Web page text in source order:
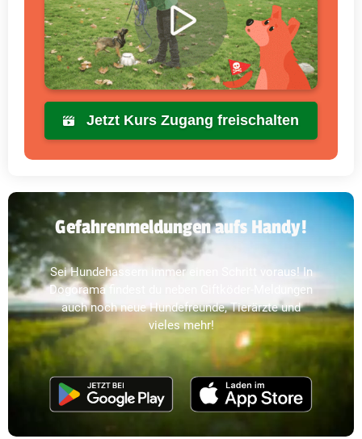
Jetzt Kurs Zugang freischalten
Gefahrenmeldungen aufs Handy!
Sei Hundehassern immer einen Schritt voraus! In
Dogorama findest du neben Giftköder-Meldungen
auch noch neue Hundefreunde, Tierärzte und
vieles mehr!